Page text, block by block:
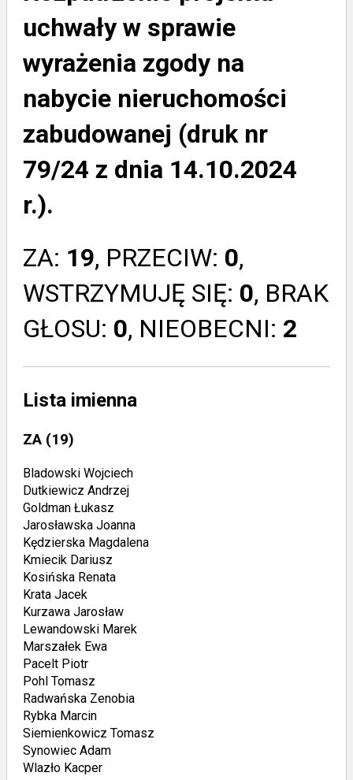
uchwały w sprawie
wyrażenia zgody na
nabycie nieruchomości
zabudowanej (druk nr
79/24 z dnia 14.10.2024
r.).
ZA: 19, PRZECIW: 0,
WSTRZYMUJĘ SIĘ: 0, BRAK
GŁOSU: 0, NIEOBECNI: 2
Lista imienna
ZA (19)
Bladowski Wojciech
Dutkiewicz Andrzej
Goldman Łukasz
Jarosławska Joanna
Kędzierska Magdalena
Kmiecik Dariusz
Kosińska Renata
Krata Jacek
Kurzawa Jarosław
Lewandowski Marek
Marszałek Ewa
Pacelt Piotr
Pohl Tomasz
Radwańska Zenobia
Rybka Marcin
Siemienkowicz Tomasz
Synowiec Adam
Wlazło Kacper